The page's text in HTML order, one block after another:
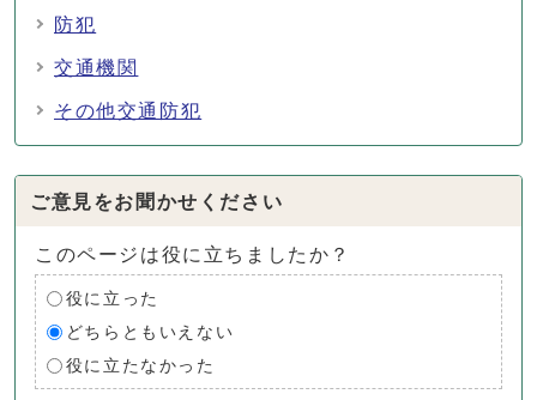
防犯
交通機関
その他交通防犯
ご意見をお聞かせください
このページは役に立ちましたか？
役に立った
どちらともいえない
役に立たなかった